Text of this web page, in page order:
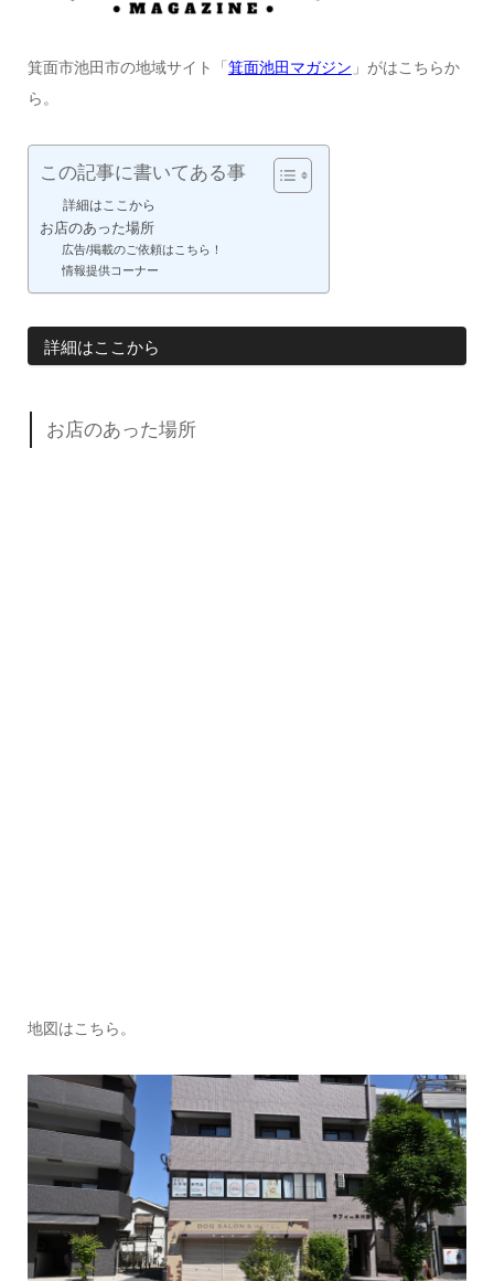
箕面市池田市の地域サイト「 箕面池田マガジン 」がはこちらか
ら。
この記事に書いてある事
詳細はここから
お店のあった場所
広告/掲載のご依頼はこちら！
情報提供コーナー
詳細はここから
お店のあった場所
地図はこちら。